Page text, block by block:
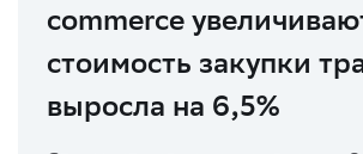
commerce
стоимость закупки
выросла на 6,5%